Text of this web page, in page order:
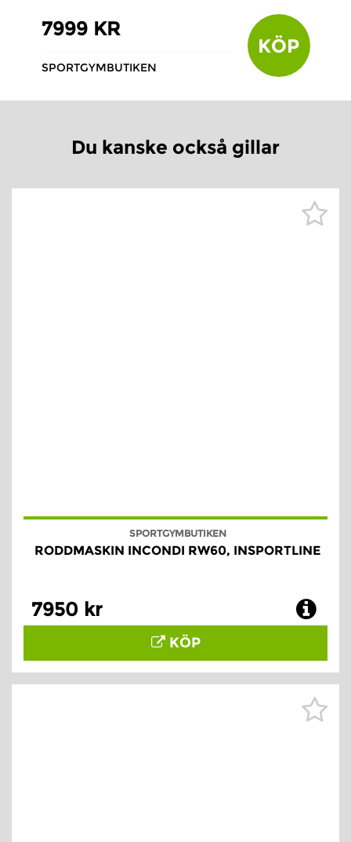
7999 KR
SPORTGYMBUTIKEN
KÖP
Du kanske också gillar
SPORTGYMBUTIKEN
RODDMASKIN INCONDI RW60, INSPORTLINE
7950 kr
KÖP